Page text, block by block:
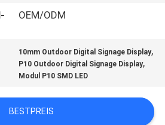
OEM/ODM
10mm Outdoor Digital Signage Display,
P10 Outdoor Digital Signage Display,
Modul P10 SMD LED
BESTPREIS